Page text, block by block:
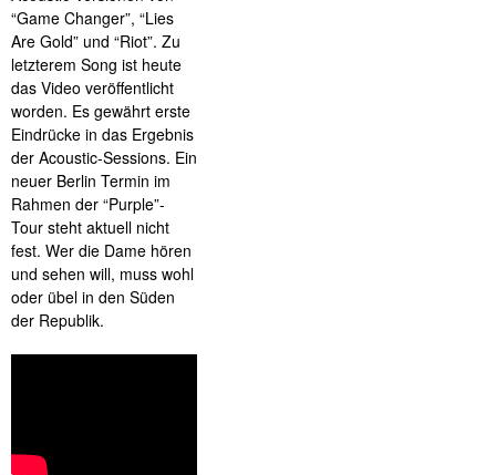
“Game Changer”, “Lies
Are Gold” und “Riot”. Zu
letzterem Song ist heute
das Video veröffentlicht
worden. Es gewährt erste
Eindrücke in das Ergebnis
der Acoustic-Sessions. Ein
neuer Berlin Termin im
Rahmen der “Purple”-
Tour steht aktuell nicht
fest. Wer die Dame hören
und sehen will, muss wohl
oder übel in den Süden
der Republik.